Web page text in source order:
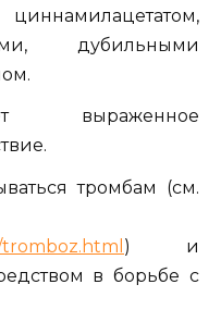
дубильными
выраженное
тромбам (см.
) и
в борьбе с